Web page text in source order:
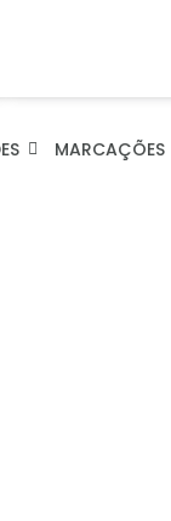
MARCAÇÕES